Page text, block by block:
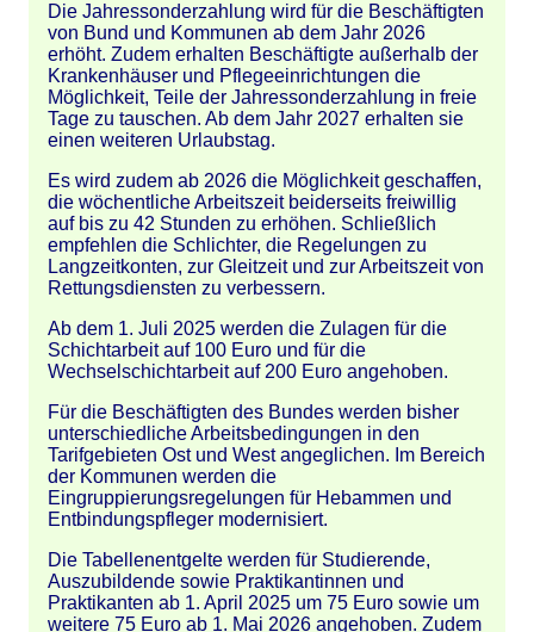
Die Jahressonderzahlung wird für die Beschäftigten
von Bund und Kommunen ab dem Jahr 2026
erhöht. Zudem erhalten Beschäftigte außerhalb der
Krankenhäuser und Pflegeeinrichtungen die
Möglichkeit, Teile der Jahressonderzahlung in freie
Tage zu tauschen. Ab dem Jahr 2027 erhalten sie
einen weiteren Urlaubstag.
Es wird zudem ab 2026 die Möglichkeit geschaffen,
die wöchentliche Arbeitszeit beiderseits freiwillig
auf bis zu 42 Stunden zu erhöhen. Schließlich
empfehlen die Schlichter, die Regelungen zu
Langzeitkonten, zur Gleitzeit und zur Arbeitszeit von
Rettungsdiensten zu verbessern.
Ab dem 1. Juli 2025 werden die Zulagen für die
Schichtarbeit auf 100 Euro und für die
Wechselschichtarbeit auf 200 Euro angehoben.
Für die Beschäftigten des Bundes werden bisher
unterschiedliche Arbeitsbedingungen in den
Tarifgebieten Ost und West angeglichen. Im Bereich
der Kommunen werden die
Eingruppierungsregelungen für Hebammen und
Entbindungspfleger modernisiert.
Die Tabellenentgelte werden für Studierende,
Auszubildende sowie Praktikantinnen und
Praktikanten ab 1. April 2025 um 75 Euro sowie um
weitere 75 Euro ab 1. Mai 2026 angehoben. Zudem